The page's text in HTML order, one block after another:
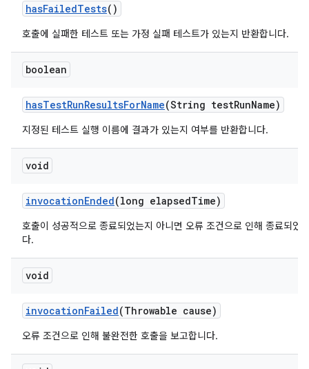
hasFailedTests()
호출에 실패한 테스트 또는 가정 실패 테스트가 있는지 반환합니다.
boolean
hasTestRunResultsForName(String testRunName)
지정된 테스트 실행 이름에 결과가 있는지 여부를 반환합니다.
void
invocationEnded(long elapsedTime)
호출이 성공적으로 종료되었는지 아니면 오류 조건으로 인해 종료되었
다.
void
invocationFailed(Throwable cause)
오류 조건으로 인해 불완전한 호출을 보고합니다.